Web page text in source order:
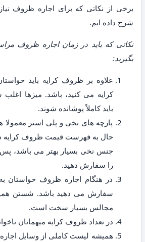
برخی از نکاتی که برای اجاره ظروف
شرح داده ایم.
نکاتی که باید در زمان اجاره ظروف
بگیرید:
علاوه بر ظروف کرایه باید
کرایه می کنید، باشد. میزها
باید کاملاً پوشانده شوند.
پارچه های نخی و پلی استر معمولا
حال به فهرست قیمت ظروف کرایه
جنس نخی بسیار بهتر می باشد،
را سفارش دهید.
در هنگام اجاره ظروف حواستان
سفارش می دهید باشد. شستن
مجالس بسیار سخت است.
در تعداد ظروف کرایه میهمانان
همیشه لیست کاملی از وسایل